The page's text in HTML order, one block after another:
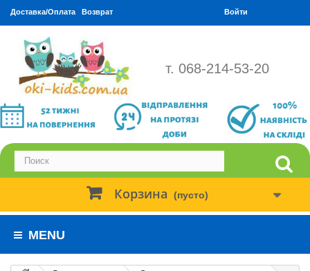
Доставка/Оплата Возврат Войти
т. 068-214-53-20
Корзина (пусто)
MENU